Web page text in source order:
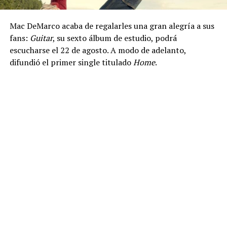
Mac DeMarco acaba de regalarles una gran alegría a sus
fans: Guitar, su sexto álbum de estudio, podrá
escucharse el 22 de agosto. A modo de adelanto,
difundió el primer single tituladoHome.